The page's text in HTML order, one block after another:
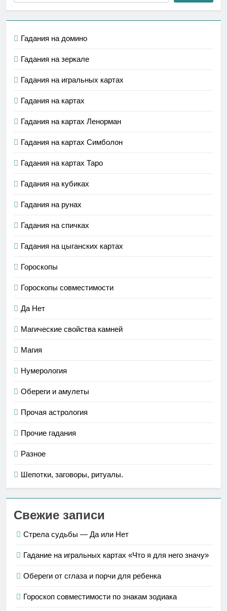
Гадания на домино
Гадания на зеркале
Гадания на игральных картах
Гадания на картах
Гадания на картах Ленорман
Гадания на картах Симболон
Гадания на картах Таро
Гадания на кубиках
Гадания на рунах
Гадания на спичках
Гадания на цыганских картах
Гороскопы
Гороскопы совместимости
Да Нет
Магические свойства камней
Магия
Нумерология
Обереги и амулеты
Прочая астрология
Прочие гадания
Разное
Шепотки, заговоры, ритуалы.
Свежие записи
Стрела судьбы — Да или Нет
Гадание на игральных картах «Что я для него значу»
Обереги от сглаза и порчи для ребенка
Гороскоп совместимости по знакам зодиака